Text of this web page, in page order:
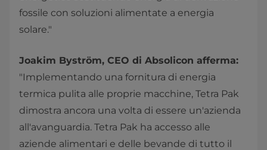
fossile con soluzioni alimentate a energia
solare."
Joakim Byström, CEO di Absolicon afferma:
"Implementando una fornitura di energia
termica pulita alle proprie macchine, Tetra Pak
dimostra ancora una volta di essere un'azienda
all'avanguardia. Tetra Pak ha accesso alle
aziende alimentari e delle bevande di tutto il